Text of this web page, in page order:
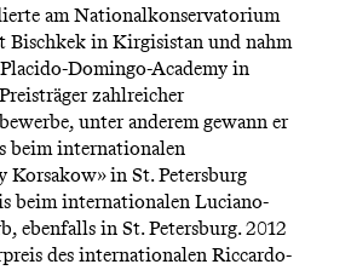
am Nationalkonservatorium
Bischkek in Kirgisistan und nahm
Domingo-Academy in
zahlreicher
unter anderem gewann er
beim internationalen
Korsakow» in St. Petersburg
beim internationalen Luciano-
ebenfalls in St. Petersburg. 2012
des internationalen Riccardo-